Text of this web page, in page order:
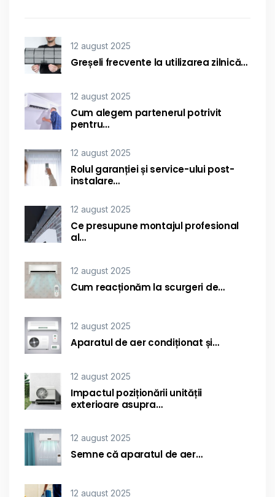
12 august 2025
Greșeli frecvente la utilizarea zilnică…
12 august 2025
Cum alegem partenerul potrivit
pentru…
12 august 2025
Rolul garanției și service-ului post-
instalare…
12 august 2025
Ce presupune montajul profesional
al…
12 august 2025
Cum reacționăm la scurgeri de…
12 august 2025
Aparatul de aer condiționat și…
12 august 2025
Impactul poziționării unității
exterioare asupra…
12 august 2025
Semne că aparatul de aer…
12 august 2025